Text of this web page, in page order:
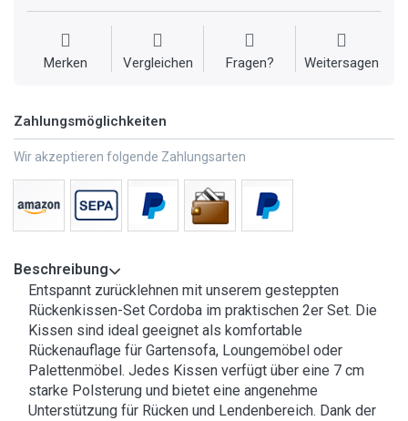
Merken Vergleichen Fragen? Weitersagen
Zahlungsmöglichkeiten
Wir akzeptieren folgende Zahlungsarten
Beschreibung
Entspannt zurücklehnen mit unserem gesteppten
Rückenkissen-Set Cordoba im praktischen 2er Set. Die
Kissen sind ideal geeignet als komfortable
Rückenauflage für Gartensofa, Loungemöbel oder
Palettenmöbel. Jedes Kissen verfügt über eine 7 cm
starke Polsterung und bietet eine angenehme
Unterstützung für Rücken und Lendenbereich. Dank der